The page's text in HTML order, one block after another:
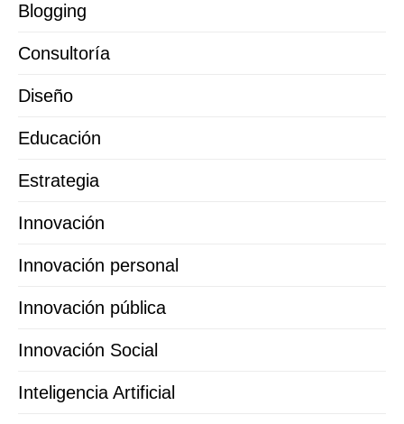
Blogging
Consultoría
Diseño
Educación
Estrategia
Innovación
Innovación personal
Innovación pública
Innovación Social
Inteligencia Artificial